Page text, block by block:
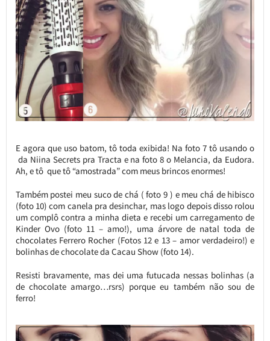
E agora que uso batom, tô toda exibida! Na foto 7 tô usando o
da Niina Secrets pra Tracta e na foto 8 o Melancia, da Eudora.
Ah, e tô que tô “amostrada” com meus brincos enormes!
Também postei meu suco de chá ( foto 9 ) e meu chá de hibisco
(foto 10) com canela pra desinchar, mas logo depois disso rolou
um complô contra a minha dieta e recebi um carregamento de
Kinder Ovo (foto 11 – amo!), uma árvore de natal toda de
chocolates Ferrero Rocher (Fotos 12 e 13 – amor verdadeiro!) e
bolinhas de chocolate da Cacau Show (foto 14).
Resisti bravamente, mas dei uma futucada nessas bolinhas (a
de chocolate amargo…rsrs) porque eu também não sou de
ferro!